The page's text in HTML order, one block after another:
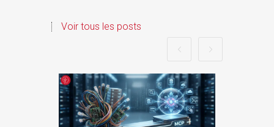
Voir tous les posts